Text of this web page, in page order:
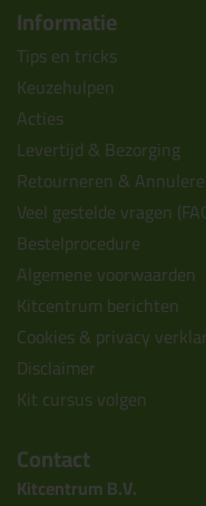
Informatie
Tips en tricks
Keuzehulpen
Acties
Levertijd & Bezorging
Retourneren &
Veel gestelde vragen
Bestelprocedure
Algemene voorwaarden
Kitcentrum berichten
Cookies & privacy
Disclaimer
Kit cursus volgen
Contact
Kitcentrum B.V.